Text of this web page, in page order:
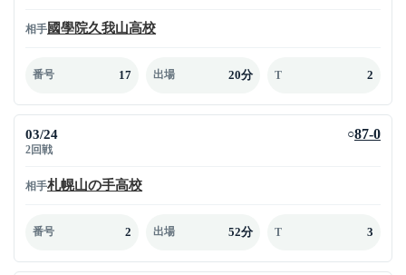
相手國學院久我山高校
番号 17 出場 20分 T 2
03/24
2回戦
○87-0
相手札幌山の手高校
番号 2 出場 52分 T 3